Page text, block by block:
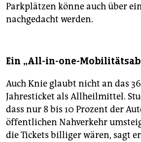
Parkplätzen könne auch über
nachgedacht werden.
Ein „All-in-one-
Auch Knie glaubt nicht an das
Jahresticket als Allheilmittel.
dass nur 8 bis 10 Prozent der
öffentlichen Nahverkehr
die Tickets billiger wären, sagt